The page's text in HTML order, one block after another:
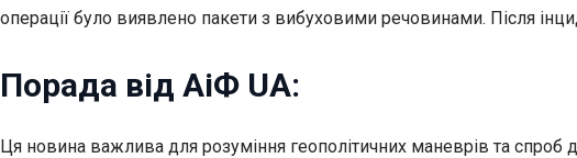
операції було виявлено пакети з вибуховими речовинами. Після
Порада від АіФ UA:
Ця новина важлива для розуміння геополітичних маневрів та спроб